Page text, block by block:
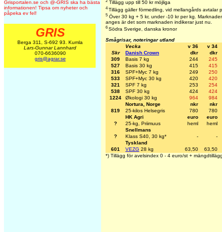
Grisportalen.se och @-GRIS ska ha bästa
informationen! Tipsa om nyheter och
påpeka ev fel!
GRIS
Berga 311, S-692 93. Kumla
Lars-Gunnar Lannhard
070-6636090
gris@agrar.se
Tillägg upp till 50 kr möjliga
4Tillägg gäller förmedling, vid mellangårds avtalar
5 Över 30 kg + 5 kr, under -10 kr per kg.
anges är det som marknaden indikerar just nu.
6 Södra Sverige, danska kronor
Smågrisar, noteringar utland
Vecka
v 36
v 34
Skr
Danish Crown dkr
dkr
309
Basis 7 kg 244
245
527
Basis 30 kg 415
415
316
SPF+Myc 7 kg 249
250
533
SPF+Myc 30 kg 420
420
321
SPF 7 kg 253
254
538
SPF 30 kg 424
424
1224
Økologi 30 kg 964
984
Nortura, Norge
nkr
nkr
819
25-kilos Helsegris 780
780
HK Agri
euro
euro
?
25-kg, Priimuus heml
heml
Snellmans
?
Klass S40, 30 kg* -
-
Tyskland
601
VEZG 28 kg 63,50
63,50
*) Tillägg för avelsindex 0 - 4 euro/st +